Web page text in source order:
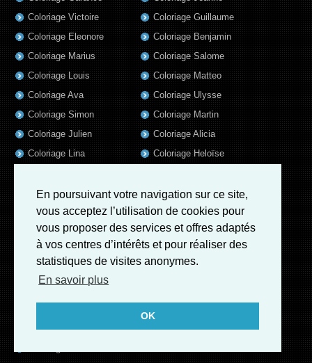
En poursuivant votre navigation sur ce site,
vous acceptez l’utilisation de cookies pour
vous proposer des services et offres adaptés
à vos centres d’intérêts et pour réaliser des
statistiques de visites anonymes.
En savoir plus
OK
Coloriage Victoire
Coloriage Eleonore
Coloriage Marius
Coloriage Louis
Coloriage Ava
Coloriage Simon
Coloriage Julien
Coloriage Lina
Coloriage Arthur
Coloriage Noe
Coloriage William
Coloriage Guillaume
Coloriage Benjamin
Coloriage Salome
Coloriage Matteo
Coloriage Ulysse
Coloriage Martin
Coloriage Alicia
Coloriage Heloïse
Coloriage Rayan
Coloriage Iris
Coloriage Ambre
Coloriage Charles
Coloriage Oscar
Coloriage Pierre